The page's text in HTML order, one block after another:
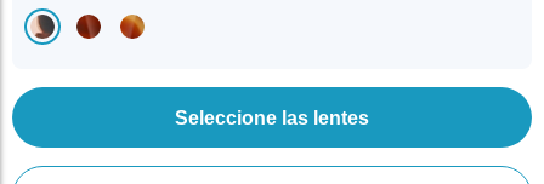
Seleccione las lentes